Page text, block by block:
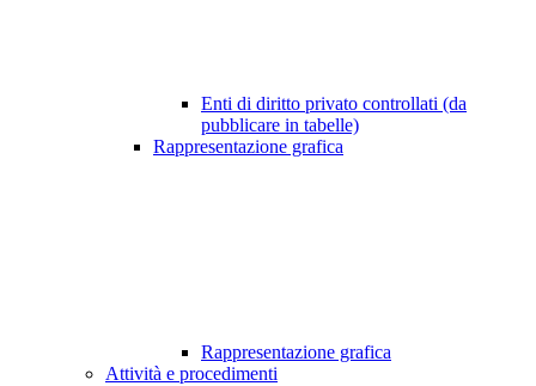
Enti di diritto privato controllati (da
pubblicare in tabelle)
Rappresentazione grafica
Rappresentazione grafica
Attività e procedimenti